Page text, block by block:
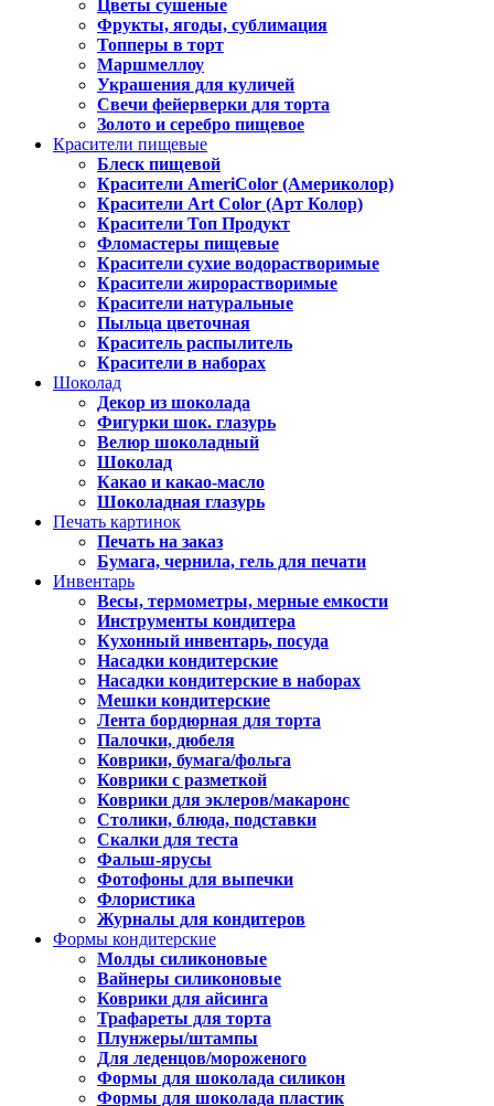
Цветы сушеные
Фрукты, ягоды, сублимация
Топперы в торт
Маршмеллоу
Украшения для куличей
Свечи фейерверки для торта
Золото и серебро пищевое
Красители пищевые
Блеск пищевой
Красители AmeriColor (Америколор)
Красители Art Color (Арт Колор)
Красители Топ Продукт
Фломастеры пищевые
Красители сухие водорастворимые
Красители жирорастворимые
Красители натуральные
Пыльца цветочная
Краситель распылитель
Красители в наборах
Шоколад
Декор из шоколада
Фигурки шок. глазурь
Велюр шоколадный
Шоколад
Какао и какао-масло
Шоколадная глазурь
Печать картинок
Печать на заказ
Бумага, чернила, гель для печати
Инвентарь
Весы, термометры, мерные емкости
Инструменты кондитера
Кухонный инвентарь, посуда
Насадки кондитерские
Насадки кондитерские в наборах
Мешки кондитерские
Лента бордюрная для торта
Палочки, дюбеля
Коврики, бумага/фольга
Коврики с разметкой
Коврики для эклеров/макаронс
Столики, блюда, подставки
Скалки для теста
Фальш-ярусы
Фотофоны для выпечки
Флористика
Журналы для кондитеров
Формы кондитерские
Молды силиконовые
Вайнеры силиконовые
Коврики для айсинга
Трафареты для торта
Плунжеры/штампы
Для леденцов/мороженого
Формы для шоколада силикон
Формы для шоколада пластик